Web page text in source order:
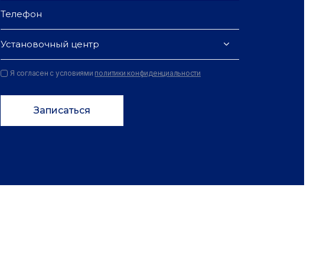
Установочный центр
Я согласен с условиями политики конфиденциальности
Записаться